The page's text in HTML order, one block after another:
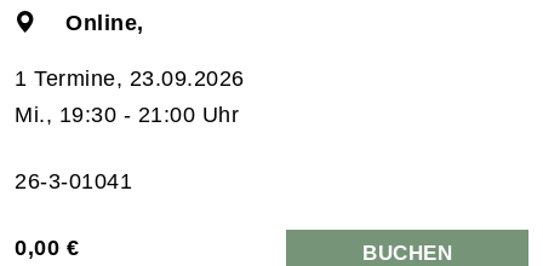
Online,
1 Termine, 23.09.2026
Mi., 19:30 - 21:00 Uhr
26-3-01041
0,00 € BUCHEN